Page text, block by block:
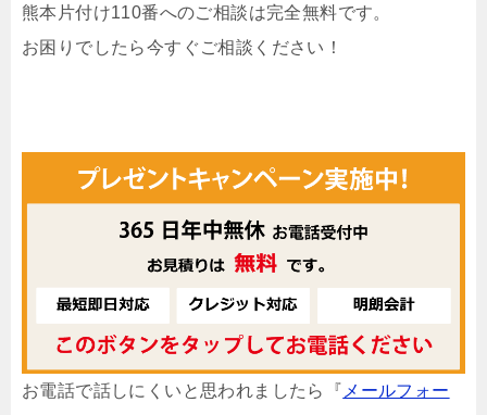
熊本片付け110番へのご相談は完全無料です。
お困りでしたら今すぐご相談ください！
お電話で話しにくいと思われましたら『 メールフォー